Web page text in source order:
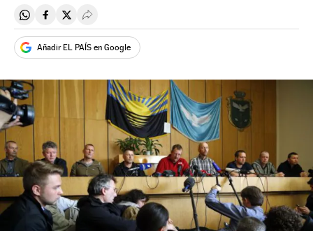
Compartir en Whatsapp
Compartir en Facebook
Compartir en Twitter
Desplegar Redes Sociales
Añadir EL PAÍS en Google